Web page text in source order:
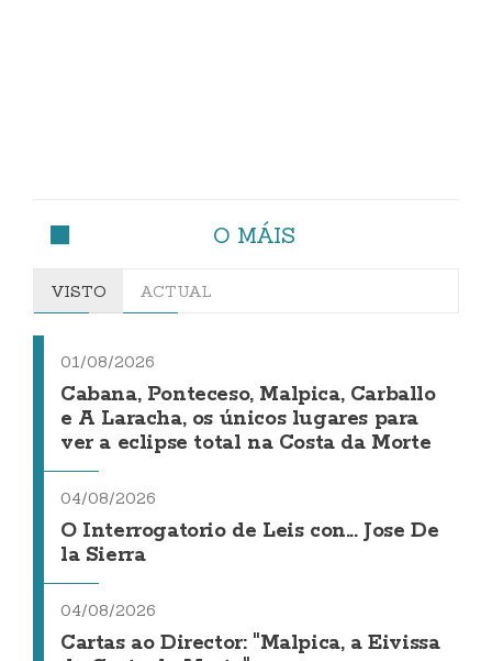
O MÁIS
VISTO ACTUAL
01/08/2026
Cabana, Ponteceso, Malpica, Carballo
e A Laracha, os únicos lugares para
ver a eclipse total na Costa da Morte
04/08/2026
O Interrogatorio de Leis con... Jose De
la Sierra
04/08/2026
Cartas ao Director: "Malpica, a Eivissa